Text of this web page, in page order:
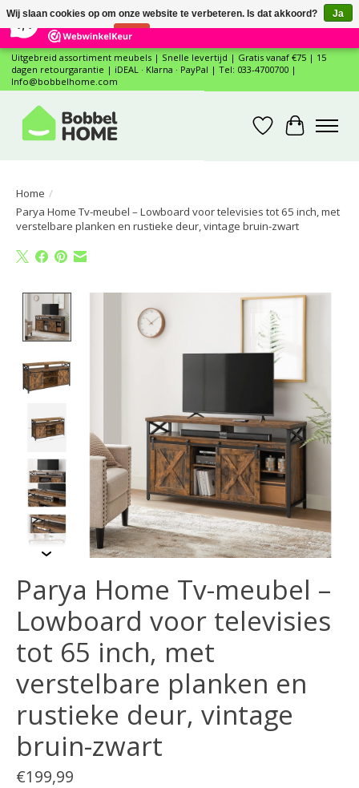
12 Reviews ×
Uitgebreid assortiment meubels | Snelle levertijd | Gratis vanaf €75 | 15
dagen retourgarantie | iDEAL · Klarna · PayPal | Tel: 033-4700700 |
Info@bobbelhome.com
Verlanglijst
Home /
Parya Home Tv-meubel – Lowboard voor televisies tot 65 inch, met
verstelbare planken en rustieke deur, vintage bruin-zwart
Product image slideshow Items
Parya Home Tv-meubel –
Lowboard voor televisies
tot 65 inch, met
verstelbare planken en
rustieke deur, vintage
bruin-zwart
€199,99
Wij slaan cookies op om onze website te verbeteren. Is dat akkoord?
Ja
Nee